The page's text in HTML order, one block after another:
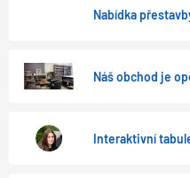
Nabídka
Náš obchod je
Interaktivní